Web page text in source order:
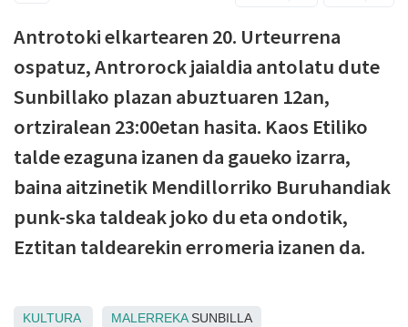
Antrotoki elkartearen 20. Urteurrena
ospatuz, Antrorock jaialdia antolatu dute
Sunbillako plazan abuztuaren 12an,
ortziralean 23:00etan hasita. Kaos Etiliko
talde ezaguna izanen da gaueko izarra,
baina aitzinetik Mendillorriko Buruhandiak
punk-ska taldeak joko du eta ondotik,
Eztitan taldearekin erromeria izanen da.
KULTURA MALERREKASUNBILLA